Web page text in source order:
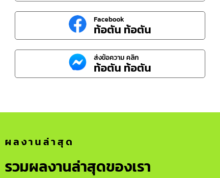
Facebook
ท้อตัน ท้อตัน
ส่งข้อความ คลิก
ท้อตัน ท้อตัน
ผลงานล่าสุด
รวมผลงานล่าสุดของเรา